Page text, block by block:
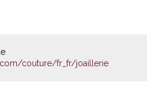
couture/fr_fr/joaillerie